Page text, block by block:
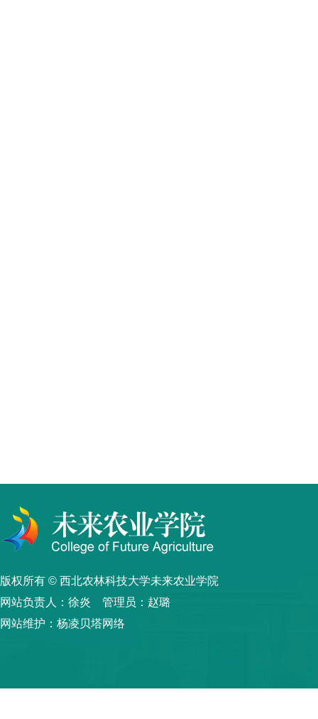
版权所有 © 西北农林科技大学未来农业学院
网站负责人：徐炎 管理员：赵璐
网站维护：杨凌贝塔网络